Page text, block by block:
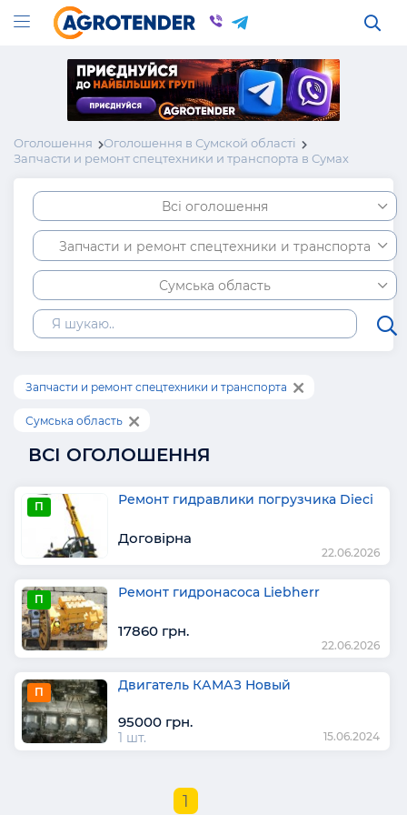
Оголошення
Оголошення в Сумской області
Запчасти и ремонт спецтехники и транспорта в Сумах
Всі оголошення
Запчасти и ремонт спецтехники и транспорта
Сумська область
Запчасти и ремонт спецтехники и транспорта
Сумська область
ВСІ ОГОЛОШЕННЯ
П Ремонт гидравлики погрузчика Dieci
Договірна
22.06.2026
П Ремонт гидронасоса Liebherr
17860 грн.
22.06.2026
П Двигатель КАМАЗ Новый
95000 грн.
1 шт. 15.06.2024
1